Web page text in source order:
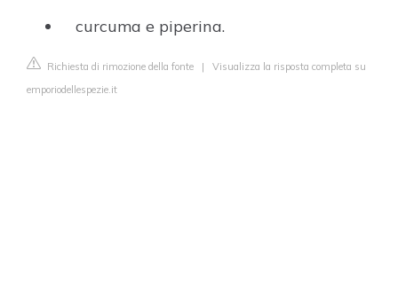
curcuma e piperina.
Richiesta di rimozione della fonte | Visualizza la risposta completa su
emporiodellespezie.it